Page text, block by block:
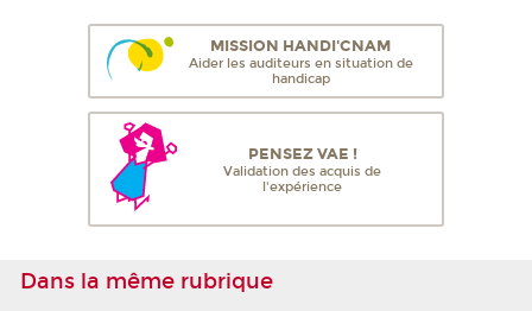
MISSION HANDI'CNAM
Aider les auditeurs en situation de
handicap
PENSEZ VAE !
Validation des acquis de
l'expérience
Dans la même rubrique